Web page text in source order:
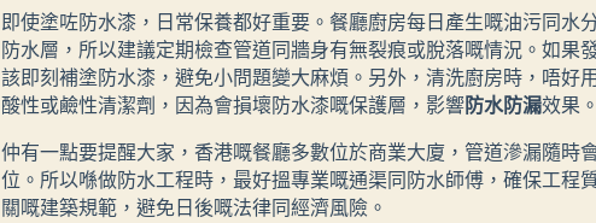
即使塗咗防水漆，日常保養都好重要。餐廳廚房每日產生嘅油污同水
防水層，所以建議定期檢查管道同牆身有無裂痕或脫落嘅情況。如果
該即刻補塗防水漆，避免小問題變大麻煩。另外，清洗廚房時，唔好
酸性或鹼性清潔劑，因為會損壞防水漆嘅保護層，影響防水防漏效果。
仲有一點要提醒大家，香港嘅餐廳多數位於商業大廈，管道滲漏隨時
位。所以喺做防水工程時，最好搵專業嘅通渠同防水師傅，確保工程
關嘅建築規範，避免日後嘅法律同經濟風險。